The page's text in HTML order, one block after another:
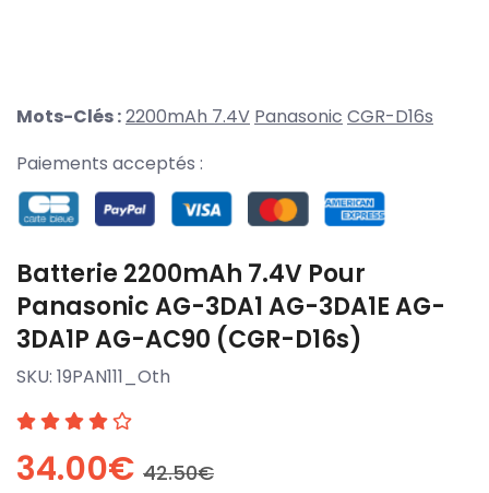
Mots-Clés :2200mAh 7.4V Panasonic CGR-D16s
Paiements acceptés :
Batterie 2200mAh 7.4V Pour
Panasonic AG-3DA1 AG-3DA1E AG-
3DA1P AG-AC90 (CGR-D16s)
SKU: 19PAN111_Oth
34.00€ 42.50€